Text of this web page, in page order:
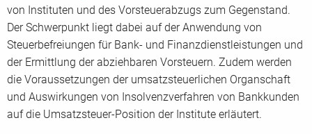
von Instituten und des Vorsteuerabzugs zum Gegenstand.
Der Schwerpunkt liegt dabei auf der Anwendung von
Steuerbefreiungen für Bank- und Finanzdienstleistungen und
der Ermittlung der abziehbaren Vorsteuern. Zudem werden
die Voraussetzungen der umsatzsteuerlichen Organschaft
und Auswirkungen von Insolvenzverfahren von Bankkunden
auf die Umsatzsteuer-Position der Institute erläutert.